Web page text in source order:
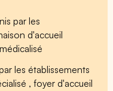
par les
d'accueil
les établissements
, foyer d'accueil